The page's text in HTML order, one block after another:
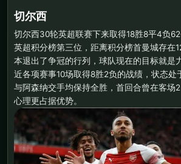
切尔西
切尔西30轮英超联赛下来取得18胜8平4负
英超积分榜第三位，距离积分榜首曼城存在
本退出了争冠的行列，球队现在的目标就是
近各项赛事10场取得8胜2负的战绩，状态处
与阿森纳交手均保持全胜，首回合曾在客场
心理更占据优势。